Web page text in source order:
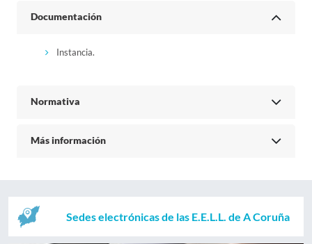
Documentación
Instancia.
Normativa
Más información
Sedes electrónicas de las E.E.L.L. de A Coruña